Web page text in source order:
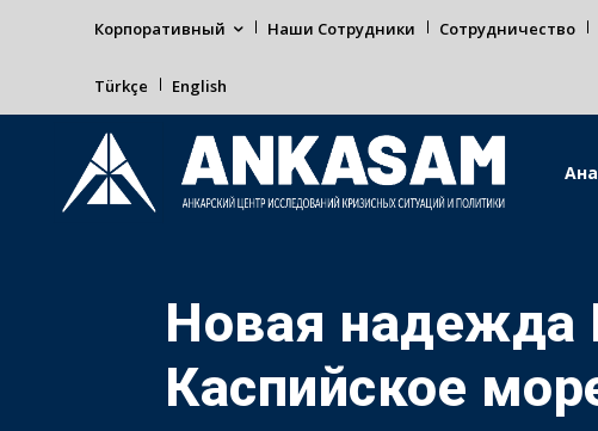
Корпоративный Наши Сотрудники Сотрудничество
Türkçe English
Новая надежда
Каспийское